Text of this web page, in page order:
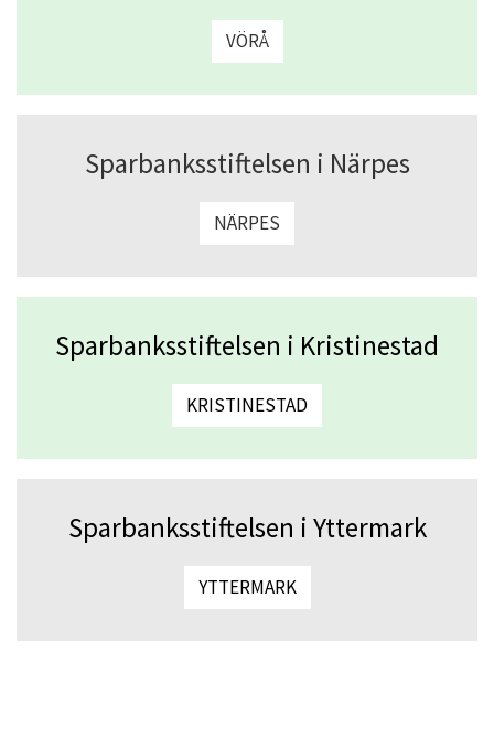
VÖRÅ
Sparbanksstiftelsen i Närpes
NÄRPES
Sparbanksstiftelsen i Kristinestad
KRISTINESTAD
Sparbanksstiftelsen i Yttermark
YTTERMARK